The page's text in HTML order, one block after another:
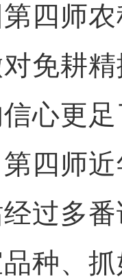
四师
免耕
心更
师近
过多
种、